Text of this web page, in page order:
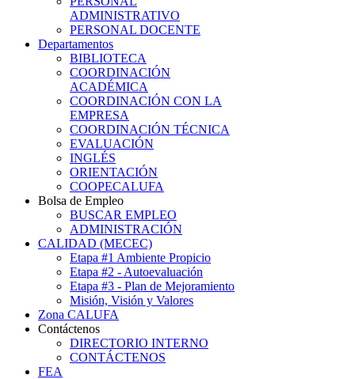
ADMINISTRATIVO
PERSONAL DOCENTE
Departamentos
BIBLIOTECA
COORDINACIÓN
ACADÉMICA
COORDINACIÓN CON LA
EMPRESA
COORDINACIÓN TÉCNICA
EVALUACIÓN
INGLÉS
ORIENTACIÓN
COOPECALUFA
Bolsa de Empleo
BUSCAR EMPLEO
ADMINISTRACIÓN
CALIDAD (MECEC)
Etapa #1 Ambiente Propicio
Etapa #2 - Autoevaluación
Etapa #3 - Plan de Mejoramiento
Misión, Visión y Valores
Zona CALUFA
Contáctenos
DIRECTORIO INTERNO
CONTÁCTENOS
FEA